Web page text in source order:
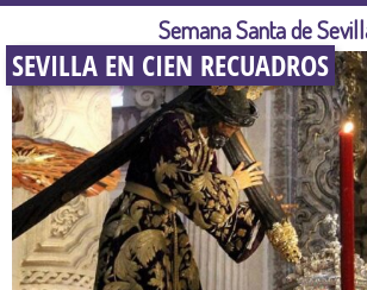
SEVILLA EN CIEN RECUADROS
Semana Santa de